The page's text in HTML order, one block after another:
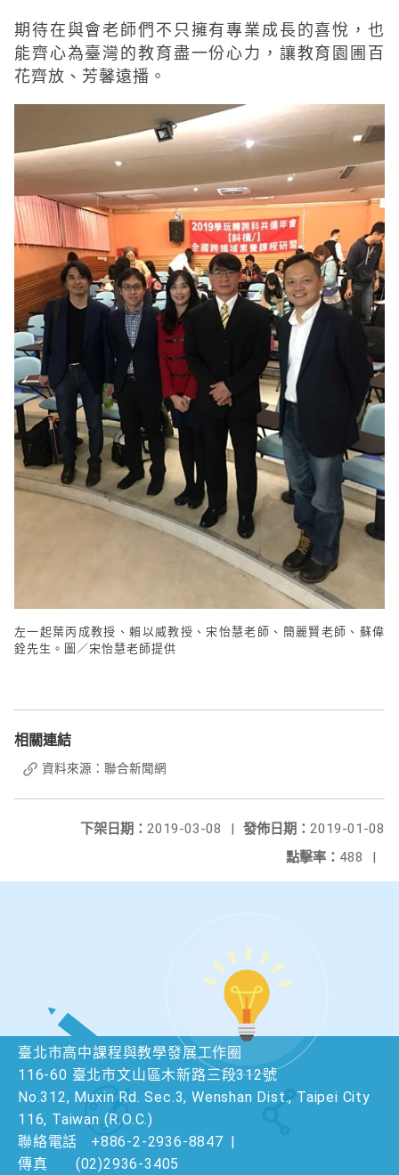
期待在與會老師們不只擁有專業成長的喜悅，也
能齊心為臺灣的教育盡一份心力，讓教育園圃百
花齊放、芳馨遠播。
左一起葉丙成教授、賴以威教授、宋怡慧老師、簡麗賢老師、蘇偉
銓先生。圖／宋怡慧老師提供
相關連結
資料來源：聯合新聞網
發佈日期： 2019-01-08
下架日期： 2019-03-08
|
點擊率： 488 |
臺北市高中課程與教學發展工作圈
116-60 臺北市文山區木新路三段312號
No.312, Muxin Rd. Sec.3, Wenshan Dist., Taipei City
116, Taiwan (R.O.C.)
聯絡電話
+886-2-2936-8847 |
傳真
(02)2936-3405